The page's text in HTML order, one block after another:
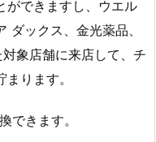
ができますし、ウエル
ダックス、金光薬品、
象店舗に来店して、チ
ります。
できます。